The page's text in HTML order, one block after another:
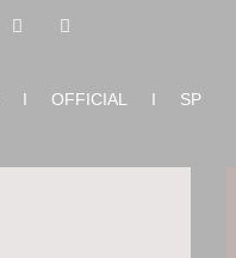
I OFFICIAL I SP